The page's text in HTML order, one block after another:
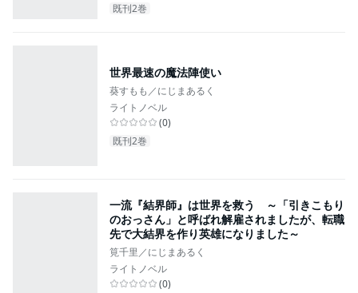
既刊2巻
世界最速の魔法陣使い
葵すもも／にじまあるく
ライトノベル
(0)
既刊2巻
一流『結界師』は世界を救う ～「引きこもり
のおっさん」と呼ばれ解雇されましたが、転職
先で大結界を作り英雄になりました～
筧千里／にじまあるく
ライトノベル
(0)